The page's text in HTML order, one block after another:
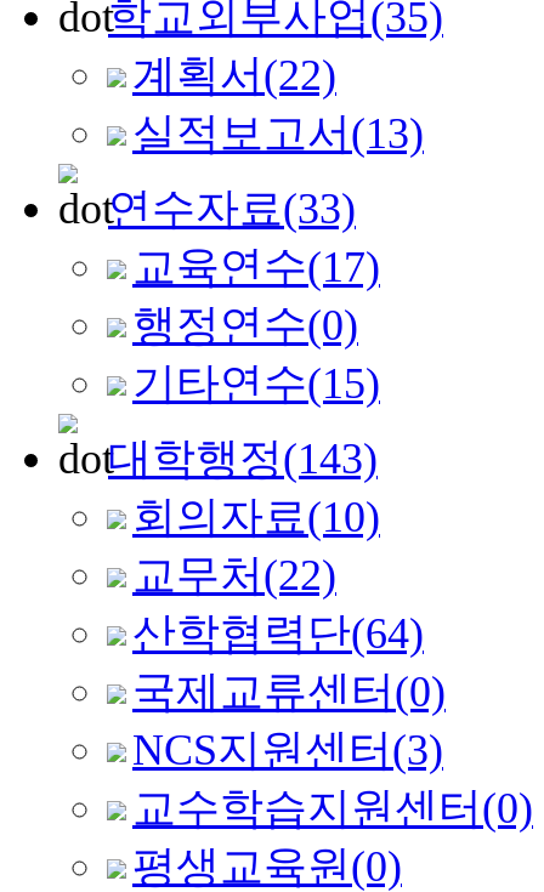
학교외부사업(35)
계획서 (22)
실적보고서 (13)
연수자료(33)
교육연수(17)
행정연수(0)
기타연수(15)
대학행정(143)
회의자료(10)
교무처 (22)
산학협력단(64)
국제교류센터 (0)
NCS지원센터 (3)
교수학습지원센터 (0)
평생교육원(0)